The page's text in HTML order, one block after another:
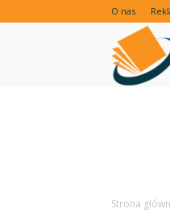
O nas
Strona